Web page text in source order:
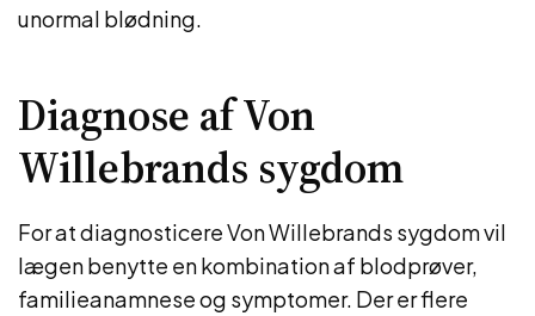
unormal blødning.
Diagnose af Von
Willebrands sygdom
For at diagnosticere Von Willebrands sygdom vil
lægen benytte en kombination af blodprøver,
familieanamnese og symptomer. Der er flere